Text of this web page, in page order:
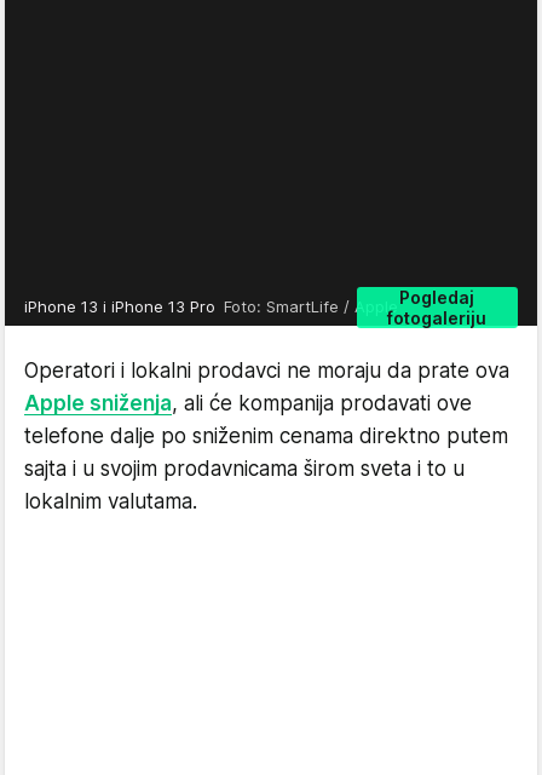
Pogledaj
fotogaleriju
iPhone 13 i iPhone 13 Pro Foto: SmartLife / Apple
Operatori i lokalni prodavci ne moraju da prate ova
Apple sniženja, ali će kompanija prodavati ove
telefone dalje po sniženim cenama direktno putem
sajta i u svojim prodavnicama širom sveta i to u
lokalnim valutama.